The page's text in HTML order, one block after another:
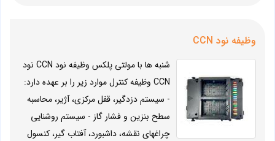
وظیفه نود CCN
شنبه ها با مولتی پلکس وظیفه نود CCN نود
CCN وظیفه کنترل موارد زیر را بر عهده دارد:
- سیستم دزدگیر، قفل مرکزی، آژیر، محاسبه
سطح بنزین و فشار گاز - سیستم روشنایی
چراغهای نقشه، داشبورد، آفتاب گیر، کنسول